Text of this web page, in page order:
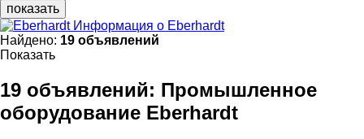
показать
Информация о Eberhardt
Найдено: 19 объявлений
Показать
19 объявлений: Промышленное
оборудование Eberhardt